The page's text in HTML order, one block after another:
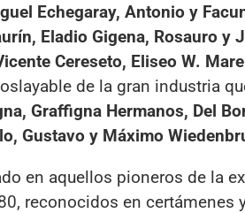
Echegaray, Antonio y
Eladio Gigena, Rosauro y
Cereseto, Eliseo W.
de la gran industria
Graffigna Hermanos, Del
Gustavo y Máximo
en aquellos pioneros de la
reconocidos en certámenes